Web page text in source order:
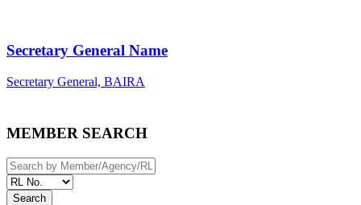
Secretary General Name
Secretary General, BAIRA
MEMBER SEARCH
Search